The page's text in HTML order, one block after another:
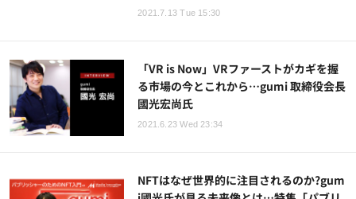
2021.7.13 Tue 15:30
「VR is Now」VRファーストがカギを握
る市場の今とこれから…gumi 取締役会長
國光宏尚氏
2021.6.23 Wed 23:34
NFTはなぜ世界的に注目されるのか?gum